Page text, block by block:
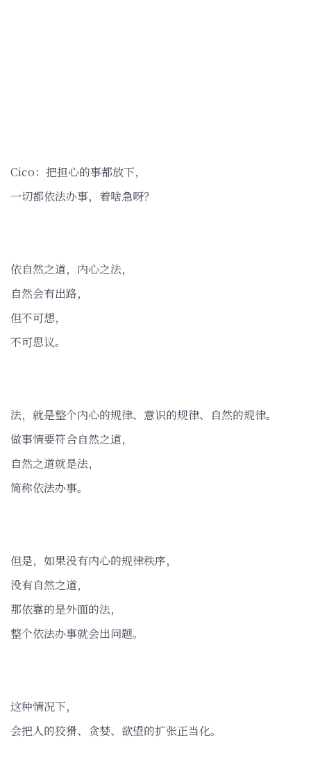
Cico：把担心的事都放下，
一切都依法办事，着啥急呀？
依自然之道，内心之法，
自然会有出路，
但不可想，
不可思议。
法，就是整个内心的规律、意识的规律、自然的规律。
做事情要符合自然之道，
自然之道就是法，
简称依法办事。
但是，如果没有内心的规律秩序，
没有自然之道，
那依靠的是外面的法，
整个依法办事就会出问题。
这种情况下，
会把人的狡猾、贪婪、欲望的扩张正当化。